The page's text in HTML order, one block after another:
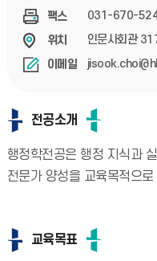
팩스
031-670-
위치
인문사회관
이메일
전공소개
행정학전공은 행정 지식과
전문가 양성을 교육목적으로
교육목표